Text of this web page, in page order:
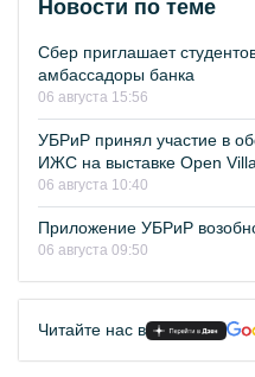
Новости по теме
Сбер приглашает
амбассадоры банка
06 августа 15:56
УБРиР принял участие в
ИЖС на выставке Open
06 августа 10:40
Приложение УБРиР
06 августа 09:50
Читайте нас в